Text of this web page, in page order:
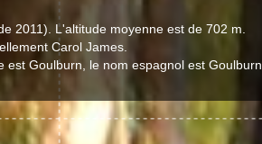
2011). L'altitude moyenne est de 702 m.
Carol James.
Goulburn, le nom espagnol est Goulburn.